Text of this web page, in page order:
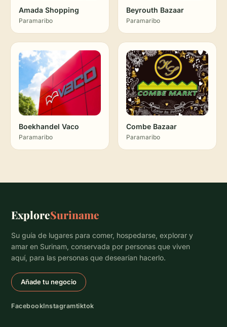
Amada Shopping
Paramaribo
Beyrouth Bazaar
Paramaribo
Boekhandel Vaco
Paramaribo
Combe Bazaar
Paramaribo
ExploreSuriname
Su guía de lugares para comer, hospedarse, explorar y
amar en Surinam, conservada por personas que viven
aquí, para las personas que desearían hacerlo.
Añade tu negocio
FacebookInstagramtiktok